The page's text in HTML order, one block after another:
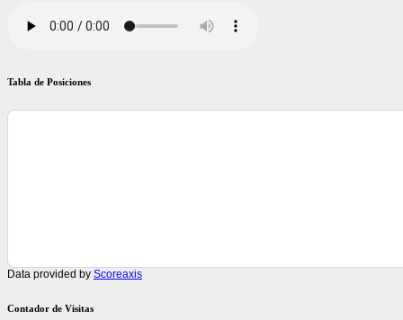
Tabla de Posiciones
Data provided by Scoreaxis
Contador de Visitas